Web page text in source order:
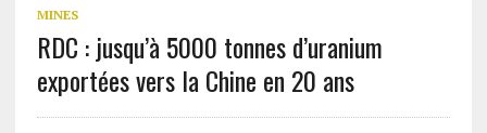
MINES
RDC : jusqu’à 5000 tonnes d’uranium
exportées vers la Chine en 20 ans